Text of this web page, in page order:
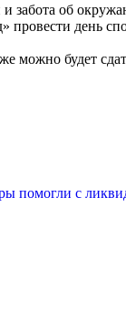
забота об
провести день
можно будет